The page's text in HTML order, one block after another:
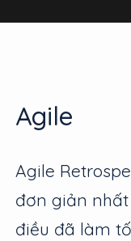
Agile
Agile
đơn giản
điều đã làm